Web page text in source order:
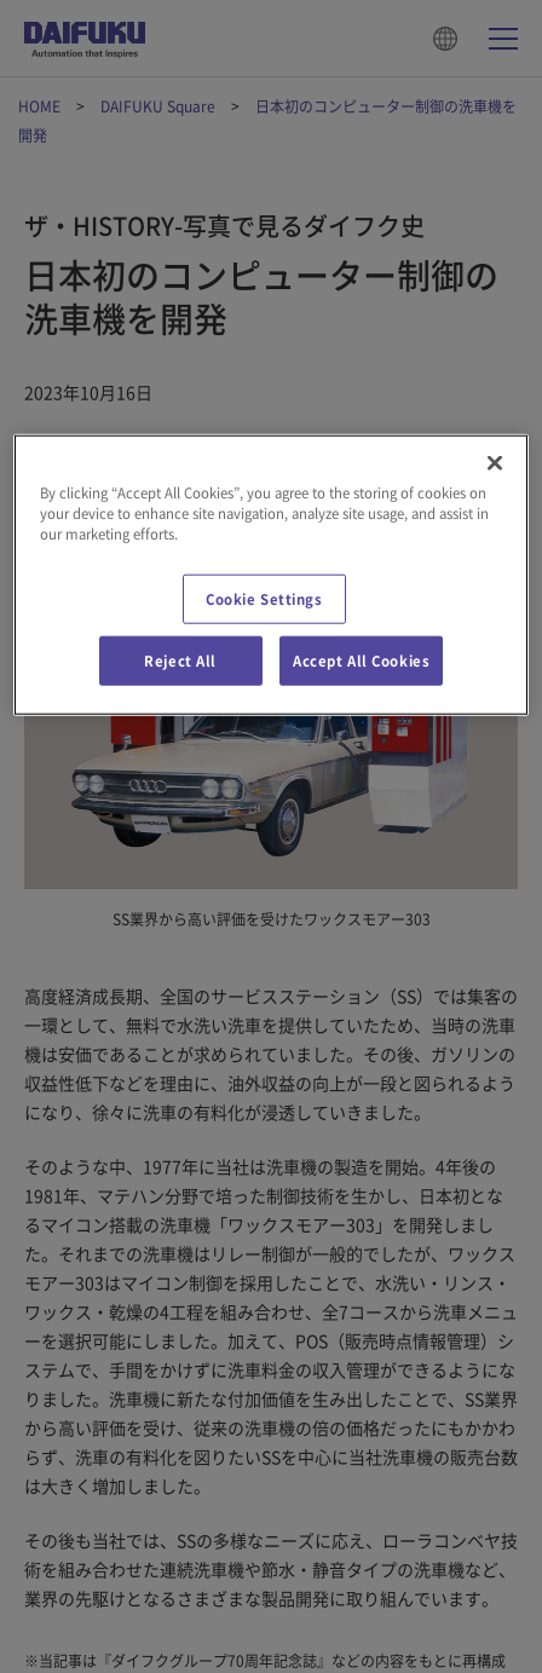
HOME DAIFUKU Square
日本初のコンピューター制御の洗車機を
開発
ザ・HISTORY-写真で見るダイフク史
日本初のコンピューター制御の
洗車機を開発
2023年10月16日
SS業界から高い評価を受けたワックスモアー303
高度経済成長期、全国のサービスステーション（SS）では集客の
一環として、無料で水洗い洗車を提供していたため、当時の洗車
機は安価であることが求められていました。その後、ガソリンの
収益性低下などを理由に、油外収益の向上が一段と図られるよう
になり、徐々に洗車の有料化が浸透していきました。
そのような中、1977年に当社は洗車機の製造を開始。4年後の
1981年、マテハン分野で培った制御技術を生かし、日本初とな
るマイコン搭載の洗車機「ワックスモアー303」を開発しまし
た。それまでの洗車機はリレー制御が一般的でしたが、ワックス
モアー303はマイコン制御を採用したことで、水洗い・リンス・
ワックス・乾燥の4工程を組み合わせ、全7コースから洗車メニュ
ーを選択可能にしました。加えて、POS（販売時点情報管理）シ
ステムで、手間をかけずに洗車料金の収入管理ができるようにな
りました。洗車機に新たな付加価値を生み出したことで、SS業界
から高い評価を受け、従来の洗車機の倍の価格だったにもかかわ
らず、洗車の有料化を図りたいSSを中心に当社洗車機の販売台数
は大きく増加しました。
その後も当社では、SSの多様なニーズに応え、ローラコンベヤ技
術を組み合わせた連続洗車機や節水・静音タイプの洗車機など、
業界の先駆けとなるさまざまな製品開発に取り組んでいます。
※当記事は『ダイフクグループ70周年記念誌』などの内容をもとに再構成
By clicking “Accept All Cookies”, you agree to the storing of cookies on
your device to enhance site navigation, analyze site usage, and assist in
our marketing efforts.
Cookie Settings
Reject All Accept All Cookies